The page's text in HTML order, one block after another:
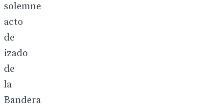
solemne
acto
de
izado
de
la
Bandera